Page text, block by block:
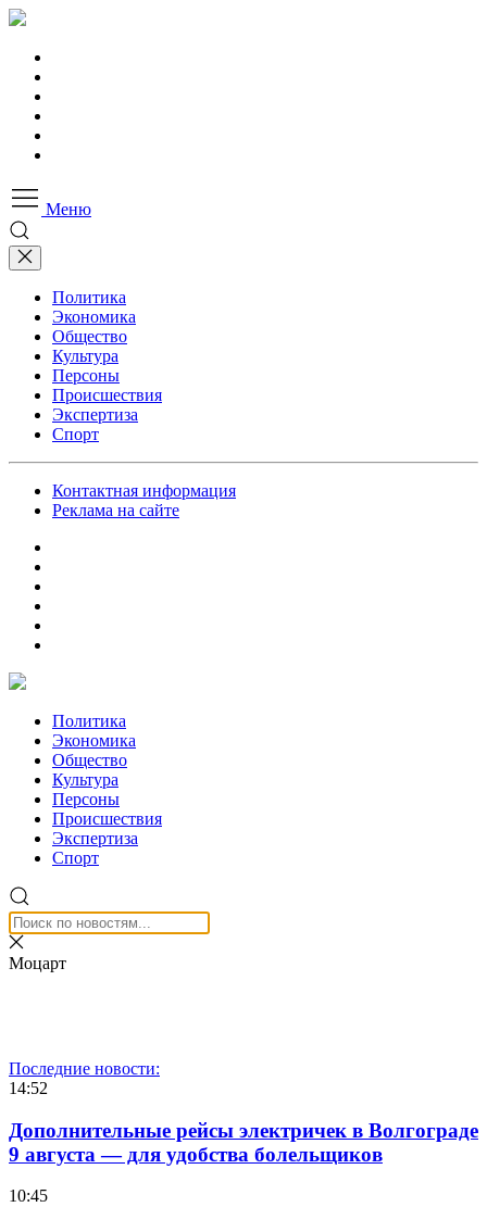
Меню
Политика
Экономика
Общество
Культура
Персоны
Происшествия
Экспертиза
Спорт
Контактная информация
Реклама на сайте
Политика
Экономика
Общество
Культура
Персоны
Происшествия
Экспертиза
Спорт
Моцарт
Последние новости:
14:52
Дополнительные рейсы электричек в Волгограде
9 августа — для удобства болельщиков
10:45